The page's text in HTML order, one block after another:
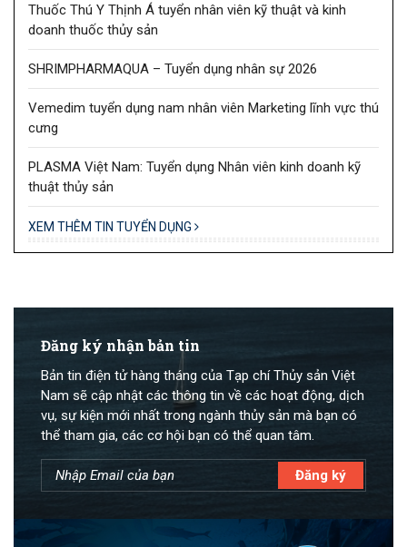
Thuốc Thú Y Thịnh Á tuyển nhân viên kỹ thuật và kinh
doanh thuốc thủy sản
SHRIMPHARMAQUA – Tuyển dụng nhân sự 2026
Vemedim tuyển dụng nam nhân viên Marketing lĩnh vực thú
cưng
PLASMA Việt Nam: Tuyển dụng Nhân viên kinh doanh kỹ
thuật thủy sản
XEM THÊM TIN TUYỂN DỤNG
Đăng ký nhận bản tin
Bản tin điện tử hàng tháng của Tạp chí Thủy sản Việt
Nam sẽ cập nhật các thông tin về các hoạt động, dịch
vụ, sự kiện mới nhất trong ngành thủy sản mà bạn có
thể tham gia, các cơ hội bạn có thể quan tâm.